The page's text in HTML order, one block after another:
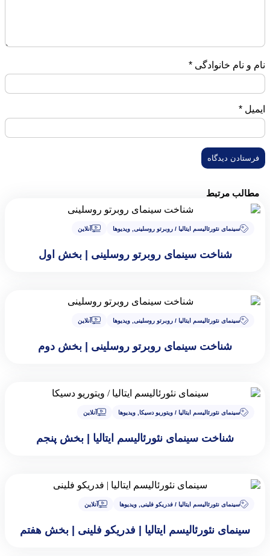
نام و نام خانوادگی *
ایمیل *
مطالب مرتبط
سینمای نئورئالیسم ایتالیا / روبرتو روسلینی ,ویدیوها آنلاین
شناخت سینمای روبرتو روسلینی | بخش اول
سینمای نئورئالیسم ایتالیا / روبرتو روسلینی ,ویدیوها آنلاین
شناخت سینمای روبرتو روسلینی | بخش دوم
سینمای نئورئالیسم ایتالیا / ویتوریو دسیکا ,ویدیوها آنلاین
شناخت سینمای نئورئالیسم ایتالیا | بخش پنجم
سینمای نئورئالیسم ایتالیا / فدریکو فلینی ,ویدیوها آنلاین
سینمای نئورئالیسم ایتالیا | فدریکو فلینی | بخش هفتم